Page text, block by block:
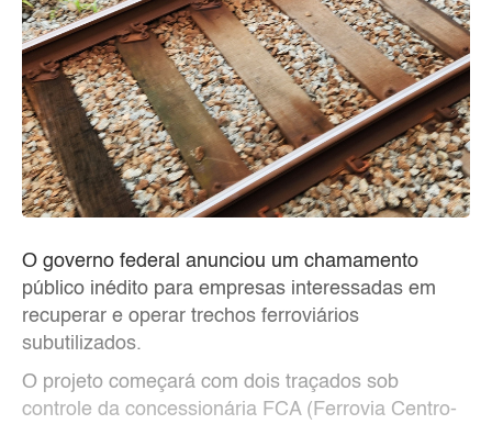
O governo federal anunciou um chamamento
público inédito para empresas interessadas em
recuperar e operar trechos ferroviários
subutilizados.
O projeto começará com dois traçados sob
controle da concessionária FCA (Ferrovia Centro-